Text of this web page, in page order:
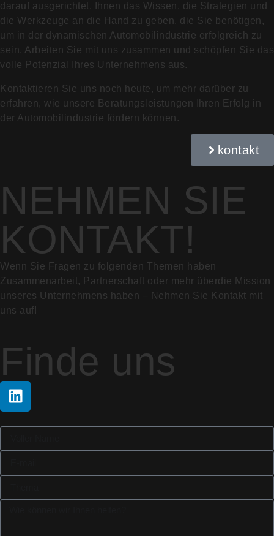
darauf ausgerichtet, Ihnen das Wissen, die Strategien und
die Werkzeuge an die Hand zu geben, die Sie benötigen,
um in der dynamischen Automobilindustrie erfolgreich zu
sein. Arbeiten Sie mit uns zusammen und schöpfen Sie das
volle Potenzial Ihres Unternehmens aus.
Kontaktieren Sie uns noch heute, um mehr darüber zu
erfahren, wie unsere Beratungsleistungen Ihren Erfolg in
der Automobilindustrie fördern können.
kontakt
NEHMEN SIE
KONTAKT!
Wenn Sie Fragen zu folgenden Themen haben
Zusammenarbeit, Partnerschaft oder mehr überdie Mission
unseres Unternehmens haben – Nehmen Sie Kontakt mit
uns auf!
Finde uns